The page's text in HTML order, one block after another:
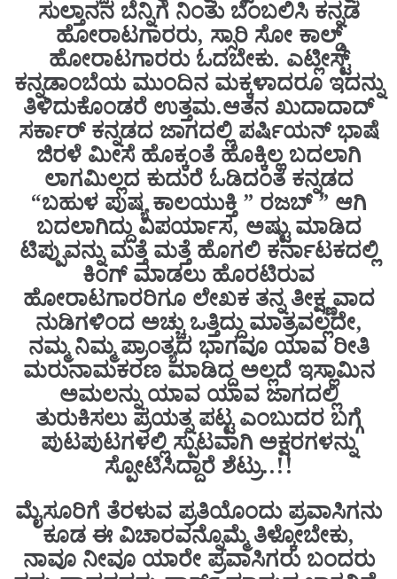
ಸುಲ್ತಾನನ ಬೆನ್ನಿಗೆ ನಿಂತು ಬೆಂಬಲಿಸಿ ಕನ್ನಡ
ಹೋರಾಟಗಾರರು, ಸ್ಸಾರಿ ಸೋ ಕಾಲ್ಡ್
ಹೋರಾಟಗಾರರು ಓದಬೇಕು. ಎಟ್ಲೀಸ್ಟ್
ಕನ್ನಡಾಂಬೆಯ ಮುಂದಿನ ಮಕ್ಕಳಾದರೂ ಇದನ್ನು
ತಿಳಿದುಕೊಂಡರೆ ಉತ್ತಮ.ಆತನ ಖುದಾದಾದ್
ಸರ್ಕಾರ್ ಕನ್ನಡದ ಜಾಗದಲ್ಲಿ ಪರ್ಷಿಯನ್ ಭಾಷೆ
ಜಿರಳೆ ಮೀಸೆ ಹೊಕ್ಕಂತೆ ಹೊಕ್ಕಿಲ್ಲ ಬದಲಾಗಿ
ಲಾಗಮಿಲ್ಲದ ಕುದುರೆ ಓಡಿದಂತೆ ಕನ್ನಡದ
“ಬಹುಳ ಪುಷ್ಯ ಕಾಲಯುಕ್ತಿ ” ರಜಬ್ ” ಆಗಿ
ಬದಲಾಗಿದ್ದು ವಿಪರ್ಯಾಸ, ಅಷ್ಟು ಮಾಡಿದ
ಟಿಪ್ಪುವನ್ನು ಮತ್ತೆ ಮತ್ತೆ ಹೊಗಲಿ ಕರ್ನಾಟಕದಲ್ಲಿ
ಕಿಂಗ್ ಮಾಡಲು ಹೊರಟಿರುವ
ಹೋರಾಟಗಾರರಿಗೂ ಲೇಖಕ‌ ತನ್ನ ತೀಕ್ಷ್ಣವಾದ
ನುಡಿಗಳಿಂದ ಅಚ್ಚು ಒತ್ತಿದ್ದು ಮಾತ್ರವಲ್ಲದೇ,
ನಮ್ಮ ನಿಮ್ಮ ಪ್ರಾಂತ್ಯದ ಭಾಗವೂ ಯಾವ ರೀತಿ
ಮರುನಾಮಕರಣ ಮಾಡಿದ್ದ ಅಲ್ಲದೆ ಇಸ್ಲಾಮಿನ
ಅಮಲನ್ನು ಯಾವ ಯಾವ ಜಾಗದಲ್ಲಿ
ತುರುಕಿಸಲು ಪ್ರಯತ್ನ ಪಟ್ಟ ಎಂಬುದರ ಬಗ್ಗೆ
ಪುಟಪುಟಗಳಲ್ಲಿ ಸ್ಪುಟವಾಗಿ ಅಕ್ಷರಗಳನ್ನು
ಸ್ಪೋಟಿಸಿದ್ದಾರೆ ಶೆಟ್ರು..!!
ಮೈಸೂರಿಗೆ ತೆರಳುವ ಪ್ರತಿಯೊಂದು ಪ್ರವಾಸಿಗನು
ಕೂಡ ಈ ವಿಚಾರವನ್ನೊಮ್ಮೆ ತಿಳ್ಕೋಬೇಕು,
ನಾವೂ ನೀವೂ ಯಾರೇ ಪ್ರವಾಸಿಗರು ಬಂದರು